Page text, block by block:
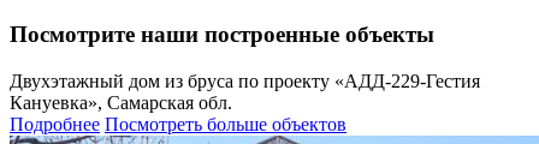
Посмотрите наши построенные объекты
Двухэтажный дом из бруса по проекту «АДД-229-Гестия
Кануевка», Самарская обл.
Подробнее Посмотреть больше объектов